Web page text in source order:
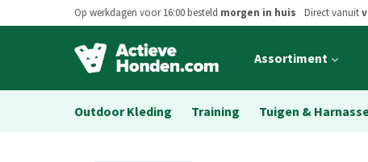
Op werkdagen voor 16:00 besteld morgen in huis Direct vanuit
Open
menu
Assortiment
Outdoor Kleding Training Tuigen &